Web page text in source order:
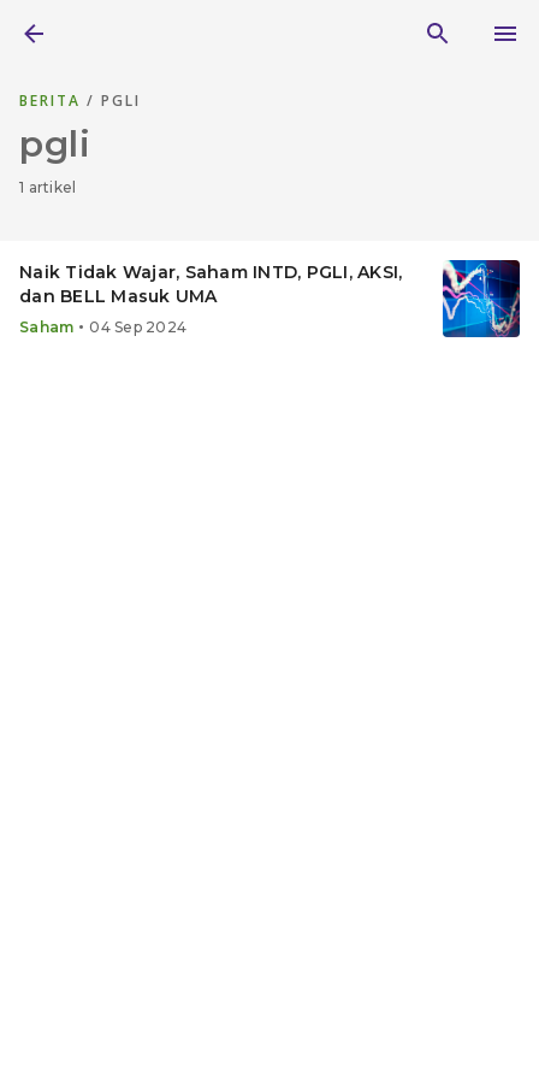
BERITA / PGLI
pgli
1 artikel
Naik Tidak Wajar, Saham INTD, PGLI, AKSI,
dan BELL Masuk UMA
Saham • 04 Sep 2024